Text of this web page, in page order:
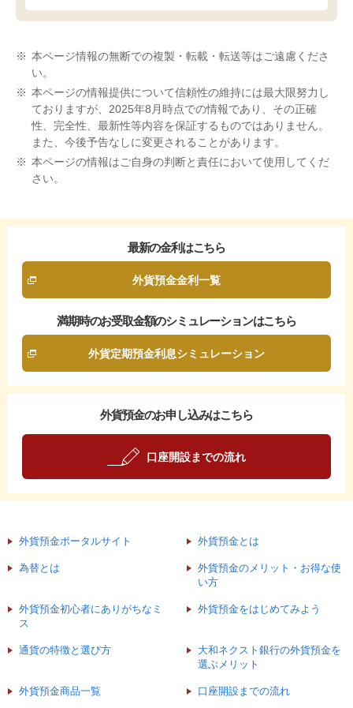
※ 本ページ情報の無断での複製・転載・転送等はご遠慮くださ
い。
※ 本ページの情報提供について信頼性の維持には最大限努力し
ておりますが、2025年8月時点での情報であり、その正確
性、完全性、最新性等内容を保証するものではありません。
また、今後予告なしに変更されることがあります。
※ 本ページの情報はご自身の判断と責任において使用してくだ
さい。
最新の金利はこちら
外貨預金金利一覧
満期時のお受取金額のシミュレーションはこちら
外貨定期預金利息シミュレーション
外貨預金のお申し込みはこちら
口座開設までの流れ
外貨預金ポータルサイト 外貨預金とは
為替とは
外貨預金のメリット・お得な使
い方
外貨預金初心者にありがちなミ
ス
外貨預金をはじめてみよう
通貨の特徴と選び方
大和ネクスト銀行の外貨預金を
選ぶメリット
外貨預金商品一覧 口座開設までの流れ